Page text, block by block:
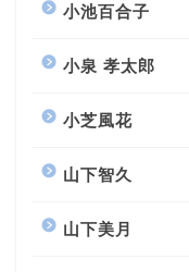
小池百合子
小泉 孝太郎
小芝風花
山下智久
山下美月